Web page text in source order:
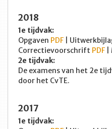
2018
1e tijdvak:
Opgaven PDF |
Correctievoorschrift PDF
2e tijdvak:
De examens van het 2e
door het CvTE.
2017
1e tijdvak: